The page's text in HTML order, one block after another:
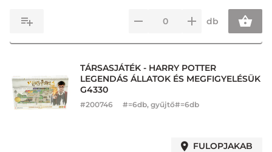
db
TÁRSASJÁTÉK - HARRY POTTER
LEGENDÁS ÁLLATOK ÉS MEGFIGYELÉSÜK
G4330
#200746 #=6db, gyűjtő#=6db
FULOPJAKAB